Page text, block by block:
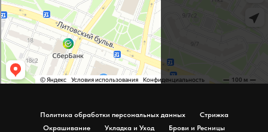
Политика обработки персональных данных
Стрижка
Окрашивание
Укладка и Уход Брови и Ресницы